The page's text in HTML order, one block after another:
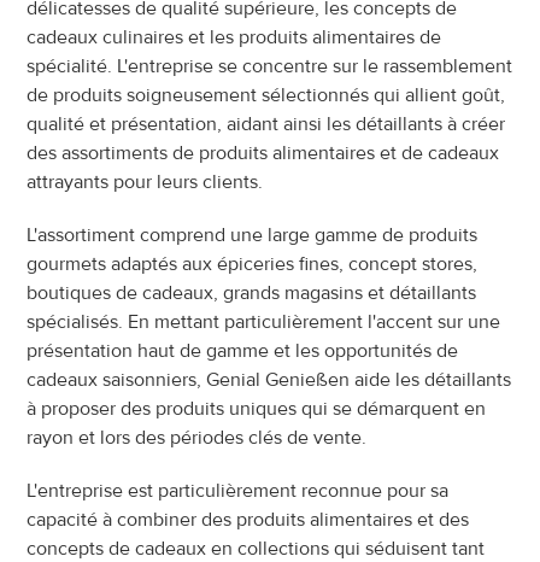
délicatesses de qualité supérieure, les concepts de
cadeaux culinaires et les produits alimentaires de
spécialité. L'entreprise se concentre sur le rassemblement
de produits soigneusement sélectionnés qui allient goût,
qualité et présentation, aidant ainsi les détaillants à créer
des assortiments de produits alimentaires et de cadeaux
attrayants pour leurs clients.
L'assortiment comprend une large gamme de produits
gourmets adaptés aux épiceries fines, concept stores,
boutiques de cadeaux, grands magasins et détaillants
spécialisés. En mettant particulièrement l'accent sur une
présentation haut de gamme et les opportunités de
cadeaux saisonniers, Genial Genießen aide les détaillants
à proposer des produits uniques qui se démarquent en
rayon et lors des périodes clés de vente.
L'entreprise est particulièrement reconnue pour sa
capacité à combiner des produits alimentaires et des
concepts de cadeaux en collections qui séduisent tant